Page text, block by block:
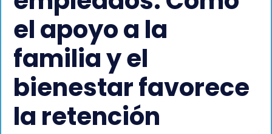
el apoyo a la
familia y el
bienestar favorece
la retención